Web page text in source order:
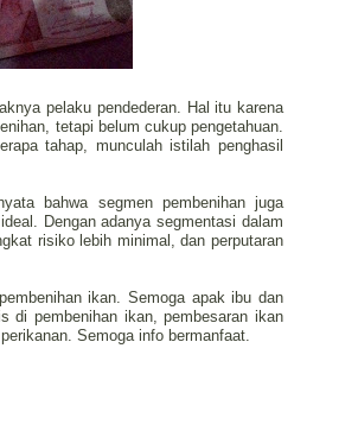
pelaku pendederan. Hal itu karena
tetapi belum cukup pengetahuan.
tahap, munculah istilah penghasil
bahwa segmen pembenihan juga
Dengan adanya segmentasi dalam
risiko lebih minimal, dan perputaran
ikan. Semoga apak ibu dan
di pembenihan ikan, pembesaran ikan
Semoga info bermanfaat.